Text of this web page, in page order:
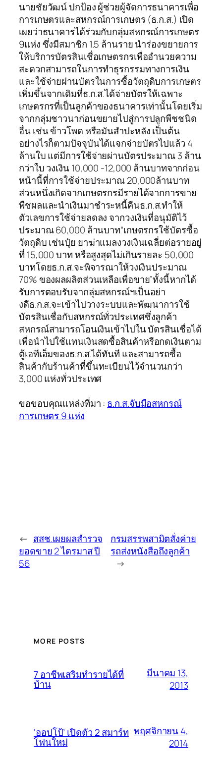
นายชัยวัฒน์ ปกป้อง ผู้ช่วยผู้จัดการธนาคารเพื่อ
การเกษตรและสหกรณ์การเกษตร (ธ.ก.ส.) เปิด
เผยว่าธนาคารได้ร่วมกับกลุ่มสหกรณ์การเกษตร
9แห่ง ซึ่งมีสมาชิก 1.5 ล้านราย นำร่องขยายการ
ให้บริการบัตรสินเชื่อเกษตรกรเพื่ออำนวยความ
สะดวกสามารถในการทำธุรกรรมทางการเงิน
และใช้จ่ายผ่านบัตรในการซื้อวัตถุดิบการเกษตร
เพิ่มขึ้นจากเดิมที่ธ.ก.ส.ได้จ่ายบัตรให้เฉพาะ
เกษตรกรที่เป็นลูกค้าของธนาคารเท่านั้นโดยเริ่ม
จากกลุ่มชาวนาก่อนขยายไปสู่การปลูกพืชชนิด
อื่น เช่น ข้าวโพด หรือมันสำปะหลัง เป็นต้น
อย่างไรก็ตามปัจจุบันได้แจกจ่ายบัตรไปแล้ว 4
ล้านใบ แต่มีการใช้จ่ายผ่านบัตรประมาณ 3 ล้าน
กว่าใบ วงเงิน 10,000 -12,000 ล้านบาทจากก่อน
หน้านี้ที่การใช้จ่ายประมาณ 20,000ล้านบาท
ส่วนหนึ่งเกิดจากเกษตรกรมีรายได้จากการขาย
พืชผลและนำเงินมาชำระหนี้คืนธ.ก.ส.ทำให้
ตัวเลขการใช้จ่ายลดลง จากวงเงินที่อนุมัติไว้
ประมาณ 60,000 ล้านบาท“เกษตรกรใช้บัตรซื้อ
วัตถุดิบ เช่นปุ๋ย ยาฆ่าแมลงวงเงินเฉลี่ยต่อรายอยู่
ที่ 15,000 บาท หรือสูงสุดไม่เกินรายละ 50,000
บาทโดยธ.ก.ส.จะพิจารณาให้วงเงินประมาณ
70% ของผลผลิตส่วนเหลือเพื่อขาย”ทั้งนี้หากได้
รับการตอบรับจากลุ่มสหกรณ์ฯเป็นอย่า
งดีธ.ก.ส.จะเข้าไปวางระบบและพัฒนาการใช้
บัตรสินเชื่อกับสหกรณ์ทั่วประเทศซึ่งลูกค้า
สหกรณ์สามารถโอนเงินเข้าไปใน บัตรสินเชื่อได้
เพื่อนำไปใช้แทนเงินสดซื้อสินค้าหรือกดเงินตาม
ตู้เอทีเอ็มของธ.ก.ส.ได้ทันที และสามารถซื้อ
สินค้ากับร้านค้าที่ขึ้นทะเบียนไว้จำนวนกว่า
3,000 แห่งทั่วประเทศ
ขอขอบคุณแหล่งที่มา : ธ.ก.ส.จับมือสหกรณ์
การเกษตร 9 แห่ง
← สสช.เผยผลสำรวจ
ยอดขาย 2 ไตรมาส ปี
56
กรมสรรพสามิตสั่งค่าย
รถส่งหนังสือถึงลูกค้า
→
MORE POSTS
7 อาชีพเสริมทำรายได้ที่
บ้าน
มีนาคม 13,
2013
‘ออปโป้’ เปิดตัว 2 สมาร์ท
โฟนใหม่
พฤศจิกายน 4,
2014